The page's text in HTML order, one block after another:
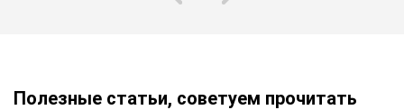
Полезные статьи, советуем прочитать